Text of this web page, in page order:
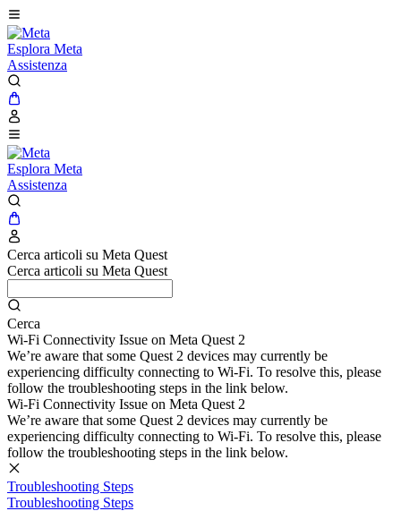
Esplora Meta
Assistenza
Esplora Meta
Assistenza
Cerca articoli su Meta Quest
Cerca articoli su Meta Quest
Cerca
Wi-Fi Connectivity Issue on Meta Quest 2
We’re aware that some Quest 2 devices may currently be
experiencing difficulty connecting to Wi-Fi. To resolve this, please
follow the troubleshooting steps in the link below.
Wi-Fi Connectivity Issue on Meta Quest 2
We’re aware that some Quest 2 devices may currently be
experiencing difficulty connecting to Wi-Fi. To resolve this, please
follow the troubleshooting steps in the link below.
Troubleshooting Steps
Troubleshooting Steps